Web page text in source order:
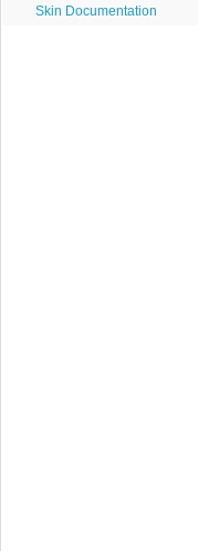
Skin Documentation